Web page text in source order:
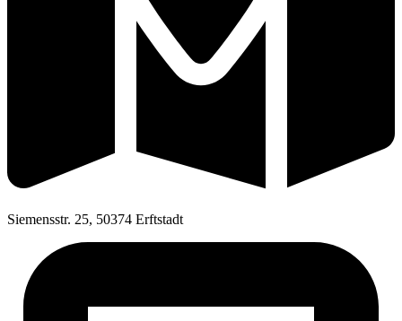
Siemensstr. 25, 50374 Erftstadt